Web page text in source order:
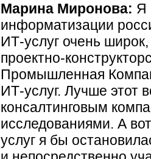
Марина Миронова: Я
информатизации
ИТ-услуг очень
проектно-
Промышленная
ИТ-услуг. Лучше этот
консалтинговым
исследованиями. А
услуг я бы